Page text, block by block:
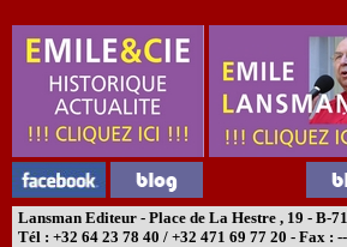
Lansman Editeur - Place de La Hestre , 19 - B-
Tél : +32 64 23 78 40 / +32 471 69 77 20 - Fax :